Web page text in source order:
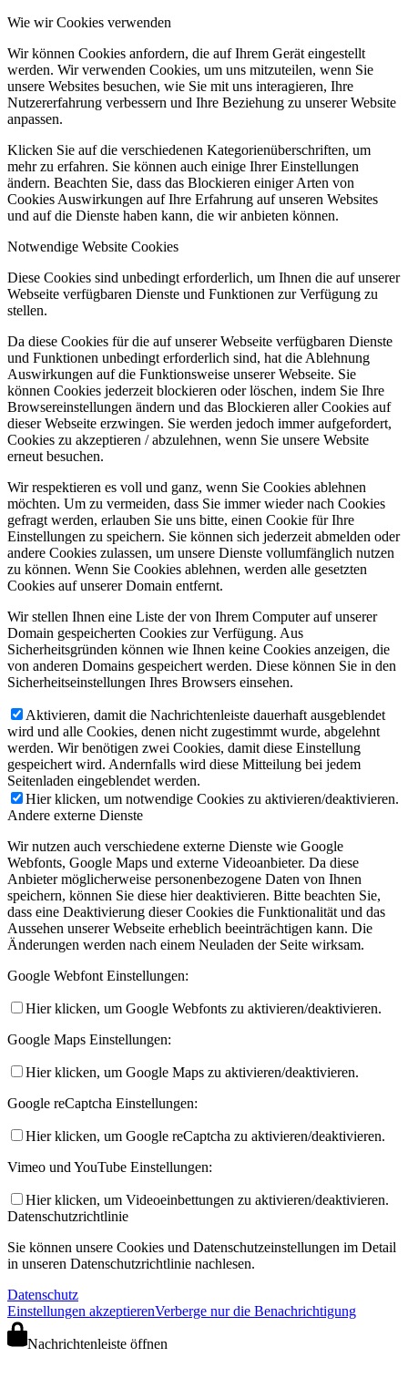
Wie wir Cookies verwenden
Wir können Cookies anfordern, die auf Ihrem Gerät eingestellt
werden. Wir verwenden Cookies, um uns mitzuteilen, wenn Sie
unsere Websites besuchen, wie Sie mit uns interagieren, Ihre
Nutzererfahrung verbessern und Ihre Beziehung zu unserer Website
anpassen.
Klicken Sie auf die verschiedenen Kategorienüberschriften, um
mehr zu erfahren. Sie können auch einige Ihrer Einstellungen
ändern. Beachten Sie, dass das Blockieren einiger Arten von
Cookies Auswirkungen auf Ihre Erfahrung auf unseren Websites
und auf die Dienste haben kann, die wir anbieten können.
Notwendige Website Cookies
Diese Cookies sind unbedingt erforderlich, um Ihnen die auf unserer
Webseite verfügbaren Dienste und Funktionen zur Verfügung zu
stellen.
Da diese Cookies für die auf unserer Webseite verfügbaren Dienste
und Funktionen unbedingt erforderlich sind, hat die Ablehnung
Auswirkungen auf die Funktionsweise unserer Webseite. Sie
können Cookies jederzeit blockieren oder löschen, indem Sie Ihre
Browsereinstellungen ändern und das Blockieren aller Cookies auf
dieser Webseite erzwingen. Sie werden jedoch immer aufgefordert,
Cookies zu akzeptieren / abzulehnen, wenn Sie unsere Website
erneut besuchen.
Wir respektieren es voll und ganz, wenn Sie Cookies ablehnen
möchten. Um zu vermeiden, dass Sie immer wieder nach Cookies
gefragt werden, erlauben Sie uns bitte, einen Cookie für Ihre
Einstellungen zu speichern. Sie können sich jederzeit abmelden oder
andere Cookies zulassen, um unsere Dienste vollumfänglich nutzen
zu können. Wenn Sie Cookies ablehnen, werden alle gesetzten
Cookies auf unserer Domain entfernt.
Wir stellen Ihnen eine Liste der von Ihrem Computer auf unserer
Domain gespeicherten Cookies zur Verfügung. Aus
Sicherheitsgründen können wie Ihnen keine Cookies anzeigen, die
von anderen Domains gespeichert werden. Diese können Sie in den
Sicherheitseinstellungen Ihres Browsers einsehen.
Aktivieren, damit die Nachrichtenleiste dauerhaft ausgeblendet
wird und alle Cookies, denen nicht zugestimmt wurde, abgelehnt
werden. Wir benötigen zwei Cookies, damit diese Einstellung
gespeichert wird. Andernfalls wird diese Mitteilung bei jedem
Seitenladen eingeblendet werden.
Hier klicken, um notwendige Cookies zu aktivieren/deaktivieren.
Andere externe Dienste
Wir nutzen auch verschiedene externe Dienste wie Google
Webfonts, Google Maps und externe Videoanbieter. Da diese
Anbieter möglicherweise personenbezogene Daten von Ihnen
speichern, können Sie diese hier deaktivieren. Bitte beachten Sie,
dass eine Deaktivierung dieser Cookies die Funktionalität und das
Aussehen unserer Webseite erheblich beeinträchtigen kann. Die
Änderungen werden nach einem Neuladen der Seite wirksam.
Google Webfont Einstellungen:
Hier klicken, um Google Webfonts zu aktivieren/deaktivieren.
Google Maps Einstellungen:
Hier klicken, um Google Maps zu aktivieren/deaktivieren.
Google reCaptcha Einstellungen:
Hier klicken, um Google reCaptcha zu aktivieren/deaktivieren.
Vimeo und YouTube Einstellungen:
Hier klicken, um Videoeinbettungen zu aktivieren/deaktivieren.
Datenschutzrichtlinie
Sie können unsere Cookies und Datenschutzeinstellungen im Detail
in unseren Datenschutzrichtlinie nachlesen.
Datenschutz
Einstellungen akzeptierenVerberge nur die Benachrichtigung
Nachrichtenleiste öffnen